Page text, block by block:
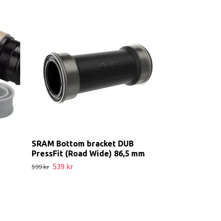
SRAM Bottom bracket DUB
PressFit (Road Wide) 86,5 mm
599 kr 539 kr